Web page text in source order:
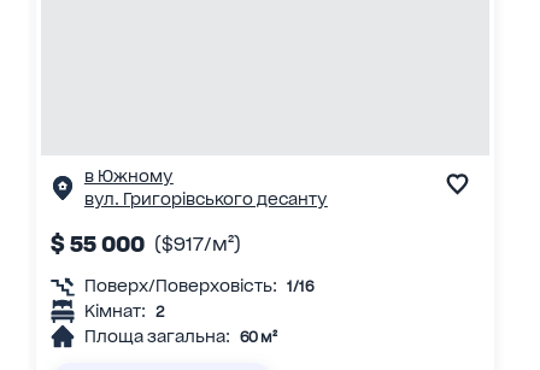
в Южному
вул. Григорівського десанту
$ 55 000 ($917/м²)
Поверх/Поверховість: 1/16
Кімнат: 2
Площа загальна: 60 м²